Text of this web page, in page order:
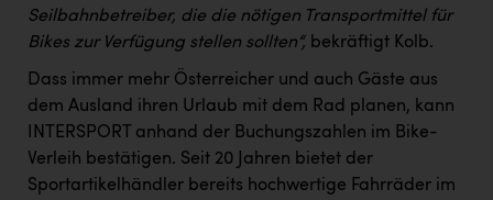
Seilbahnbetreiber, die die nötigen Transportmittel für
Bikes zur Verfügung stellen sollten“, bekräftigt Kolb.
Dass immer mehr Österreicher und auch Gäste aus
dem Ausland ihren Urlaub mit dem Rad planen, kann
INTERSPORT anhand der Buchungszahlen im Bike-
Verleih bestätigen. Seit 20 Jahren bietet der
Sportartikelhändler bereits hochwertige Fahrräder im